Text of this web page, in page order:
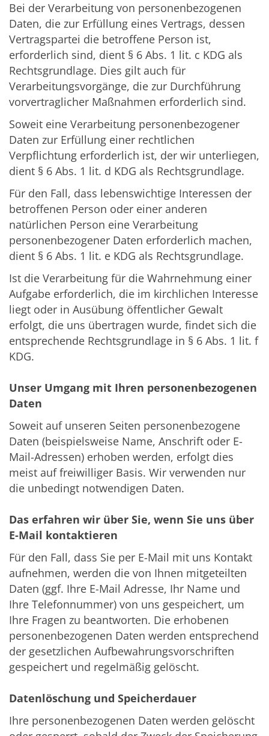
Bei der Verarbeitung von personenbezogenen
Daten, die zur Erfüllung eines Vertrags, dessen
Vertragspartei die betroffene Person ist,
erforderlich sind, dient § 6 Abs. 1 lit. c KDG als
Rechtsgrundlage. Dies gilt auch für
Verarbeitungsvorgänge, die zur Durchführung
vorvertraglicher Maßnahmen erforderlich sind.
Soweit eine Verarbeitung personenbezogener
Daten zur Erfüllung einer rechtlichen
Verpflichtung erforderlich ist, der wir unterliegen,
dient § 6 Abs. 1 lit. d KDG als Rechtsgrundlage.
Für den Fall, dass lebenswichtige Interessen der
betroffenen Person oder einer anderen
natürlichen Person eine Verarbeitung
personenbezogener Daten erforderlich machen,
dient § 6 Abs. 1 lit. e KDG als Rechtsgrundlage.
Ist die Verarbeitung für die Wahrnehmung einer
Aufgabe erforderlich, die im kirchlichen Interesse
liegt oder in Ausübung öffentlicher Gewalt
erfolgt, die uns übertragen wurde, findet sich die
entsprechende Rechtsgrundlage in § 6 Abs. 1 lit. f
KDG.
Unser Umgang mit Ihren personenbezogenen
Daten
Soweit auf unseren Seiten personenbezogene
Daten (beispielsweise Name, Anschrift oder E-
Mail-Adressen) erhoben werden, erfolgt dies
meist auf freiwilliger Basis. Wir verwenden nur
die unbedingt notwendigen Daten.
Das erfahren wir über Sie, wenn Sie uns über
E-Mail kontaktieren
Für den Fall, dass Sie per E-Mail mit uns Kontakt
aufnehmen, werden die von Ihnen mitgeteilten
Daten (ggf. Ihre E-Mail Adresse, Ihr Name und
Ihre Telefonnummer) von uns gespeichert, um
Ihre Fragen zu beantworten. Die erhobenen
personenbezogenen Daten werden entsprechend
der gesetzlichen Aufbewahrungsvorschriften
gespeichert und regelmäßig gelöscht.
Datenlöschung und Speicherdauer
Ihre personenbezogenen Daten werden gelöscht